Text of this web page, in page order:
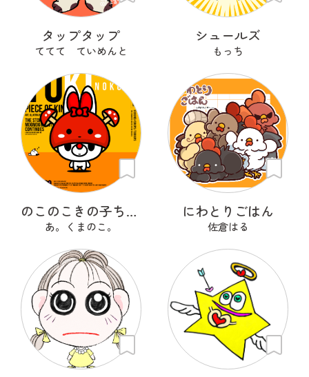
タップタップ
ててて ていめんと
シュールズ
もっち
のこのこきの子ちゃん
あ。くまのこ。
にわとりごはん
佐倉はる